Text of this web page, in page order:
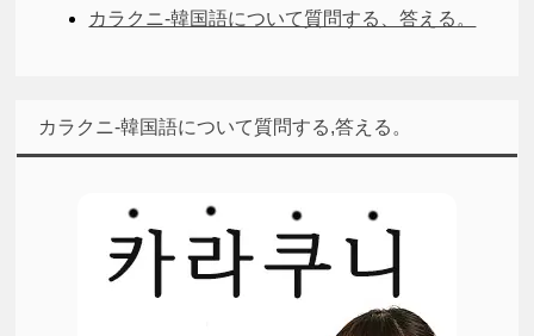
カラクニ-韓国語について質問する、答える。
カラクニ-韓国語について質問する,答える。